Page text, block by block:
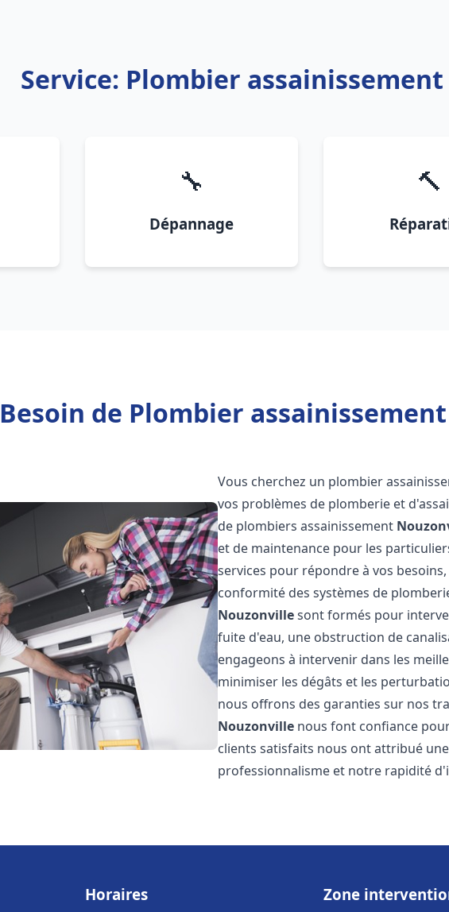
Service: Plombier
🔧
Dépannage
🔨
Besoin de Plombier
Vous cherchez un plombier
vos problèmes de plomberie et
de plombiers assainissement
et de maintenance pour les
services pour répondre à vos
conformité des systèmes de
Nouzonvillesont formés pour
fuite d'eau, une obstruction de
engageons à intervenir dans les
minimiser les dégâts et les
nous offrons des garanties sur nos
Nouzonville nous font confiance
clients satisfaits nous ont attribué
professionnalisme et notre rapidité
Horaires Zone